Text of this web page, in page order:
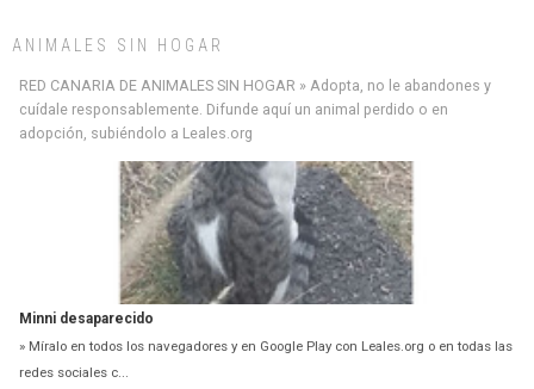
ANIMALES SIN HOGAR
RED CANARIA DE ANIMALES SIN HOGAR » Adopta, no le abandones y
cuídale responsablemente. Difunde aquí un animal perdido o en
adopción, subiéndolo a Leales.org
Minni desaparecido
» Míralo en todos los navegadores y en Google Play con Leales.org o en todas las
redes sociales c...